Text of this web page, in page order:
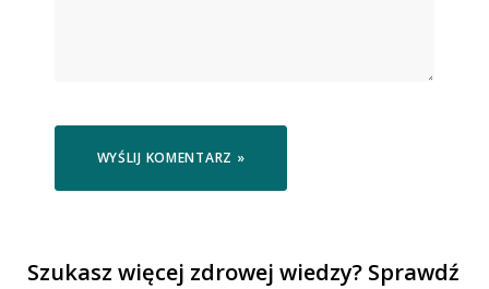
Szukasz więcej zdrowej wiedzy? Sprawdź